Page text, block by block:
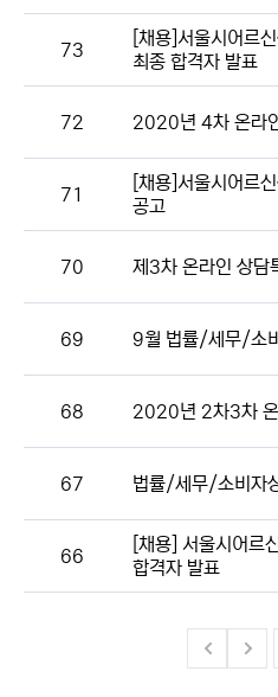
73
[채용]서울시어르
최종 합격자 발표
72 2020년 4차 온라
71
[채용]서울시어르
공고
70 제3차 온라인 상담
69 9월 법률/세무/소
68 2020년 2차3차 온
67 법률/세무/소비자
66
[채용] 서울시어르
합격자 발표